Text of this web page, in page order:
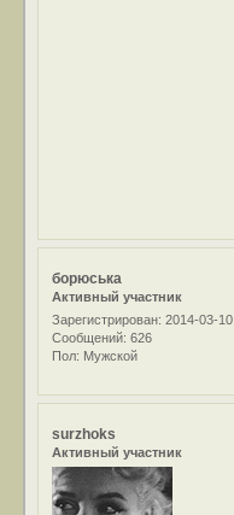
борюська
Активный участник
Зарегистрирован: 2014-03-10
Сообщений: 626
Пол: Мужской
surzhoks
Активный участник